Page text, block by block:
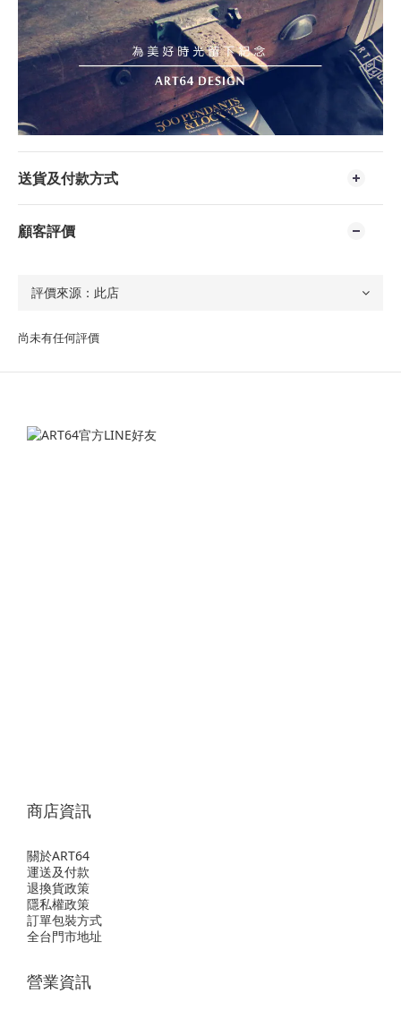
送貨及付款方式
顧客評價
尚未有任何評價
商店資訊
關於ART64
運送及付款
退換貨政策
隱私權政策
訂單包裝方式
全台門市地址
營業資訊